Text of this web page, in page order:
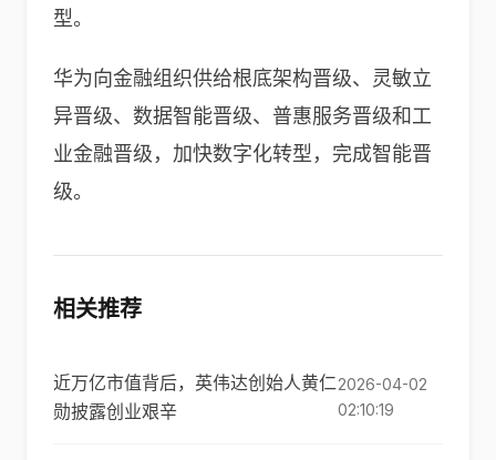
型。
华为向金融组织供给根底架构晋级、灵敏立
异晋级、数据智能晋级、普惠服务晋级和工
业金融晋级，加快数字化转型，完成智能晋
级。
相关推荐
近万亿市值背后，英伟达创始人黄仁
勋披露创业艰辛
2026-04-02
02:10:19